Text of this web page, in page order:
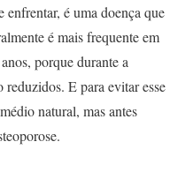
enfrentar, é uma doença que
é mais frequente em
porque durante a
reduzidos. E para evitar esse
natural, mas antes